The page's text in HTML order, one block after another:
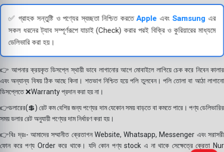
✅ গ্রাহক সন্তুষ্টি ও পণ্যের স্বচ্ছতা নিশ্চিত করতেApple এবংSamsung এর
সকল ধরনের ট্যাব সম্পূর্ণরূপে যাচাই (Check) করার পরই বিক্রি ও কুরিয়ারের মাধ্যমে
ডেলিভারি করা হয়।
👉 আপনার ক্রয়কৃত ডিসপ্লে স্থায়ী ভাবে লাগানোর আগে মোবাইলে লাগিয়ে চেক করে নিবেন কালার
এবং অন্যান্য বিষয় ঠিক আছে কিনা। শতভাগ নিশ্চিত হয়ে পলি তুলবেন। পলি তোলা বা আঠা লাগানো
ডিসপ্লেতে ❌Warranty প্রদান করা হয় না।
👉ডলারের(💲) রেট কম বেশির জন্য পণ্যের দাম যেকোন সময় বাড়তে বা কমতে পারে। পণ্য ডেলিভারির
সময় ডলার রেট অনুযায়ী পণ্যের দাম নির্ধারণ করা হয়।
👉বিঃ দ্রঃ- আমাদের সম্মানীত ক্রেতাগন Website, Whatsapp, Messenger এবং সরাসরী
ফোন করে পণ্য Order করে থাকে। যদি কোন পণ্য stock এ না থাকে সেক্ষেত্রে ক্রেতা Nur